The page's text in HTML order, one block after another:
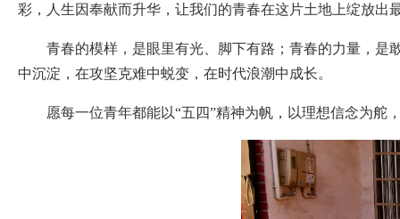
彩，人生因奉献而升华，让我们的青春在这片土地上绽放出
青春的模样，是眼里有光、脚下有路；青春的力量，
中沉淀，在攻坚克难中蜕变，在时代浪潮中成长。
愿每一位青年都能以“五四”精神为帆，以理想信念为舵